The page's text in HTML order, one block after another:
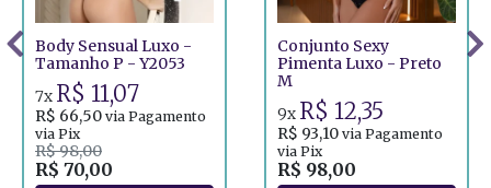
Body Sensual Luxo -
Tamanho P - Y2053
R$ 98,00
R$ 70,00
7x R$ 11,07
R$ 66,50 via Pagamento
via Pix
Conjunto Sexy
Pimenta Luxo - Preto
M
R$ 98,00
9x R$ 12,35
R$ 93,10 via Pagamento
via Pix